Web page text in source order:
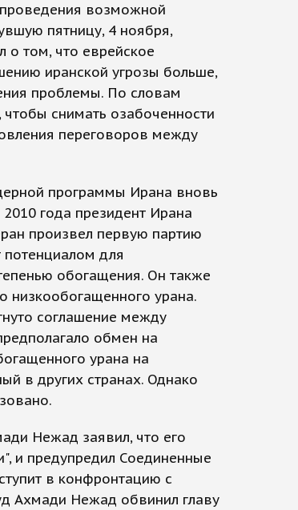
возможной
пятницу, 4 ноября,
о том, что еврейское
иранской угрозы больше,
проблемы. По словам
снимать озабоченности
переговоров между
программы Ирана вновь
года президент Ирана
произвел первую партию
для
обогащения. Он также
низкообогащенного урана.
соглашение между
обмен на
урана на
в других странах. Однако
Нежад заявил, что его
и предупредил Соединенные
в конфронтацию с
Ахмади Нежад обвинил главу